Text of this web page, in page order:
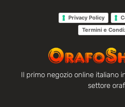
Privacy Policy
Termini e
Il primo negozio online italiano
settore